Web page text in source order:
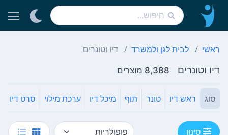
ראשי לבית לגן ולמשרד דיו וטונרים
דיו וטונרים 8,388 מוצרים
סוג ראש דיו טונר תוף מיכל דיו ערכת מילוי סרט דיו
סינון